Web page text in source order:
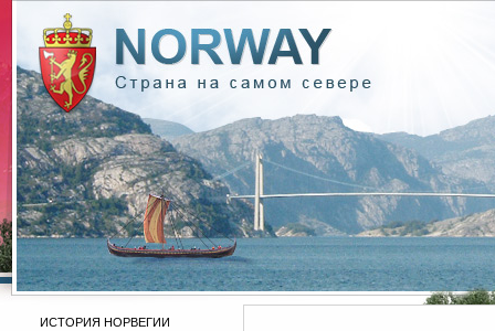
ИСТОРИЯ НОРВЕГИИ